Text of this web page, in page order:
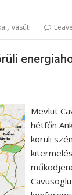
, vasúti
Mevlüt
hétfőn
körüli